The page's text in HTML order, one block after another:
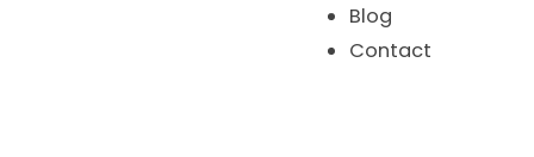
Blog
Contact